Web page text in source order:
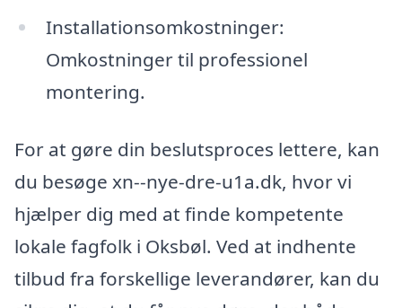
Installationsomkostninger:
Omkostninger til professionel
montering.
For at gøre din beslutsproces lettere, kan
du besøge xn--nye-dre-u1a.dk, hvor vi
hjælper dig med at finde kompetente
lokale fagfolk i Oksbøl. Ved at indhente
tilbud fra forskellige leverandører, kan du